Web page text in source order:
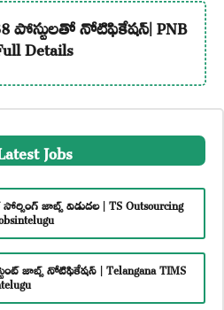
పోస్టులతో నోటిఫికేషన్| PNB
Details
Jobs
జాబ్స్ విడుదల | TS Outsourcing
జాబ్స్ నోటిఫికేషన్ | Telangana TIMS